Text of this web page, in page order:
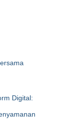
Digital: